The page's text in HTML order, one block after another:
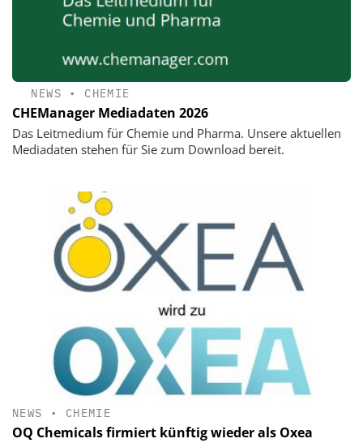
NEWS • CHEMIE
CHEManager Mediadaten 2026
Das Leitmedium für Chemie und Pharma. Unsere aktuellen
Mediadaten stehen für Sie zum Download bereit.
NEWS • CHEMIE
OQ Chemicals firmiert künftig wieder als Oxea